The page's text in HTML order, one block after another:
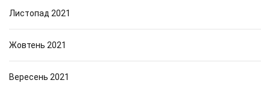
Листопад 2021
Жовтень 2021
Вересень 2021